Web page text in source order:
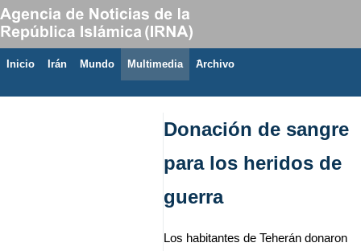
Inicio Irán Mundo Multimedia َArchivo
Donación de sangre
para los heridos de
guerra
Los habitantes de Teherán donaron